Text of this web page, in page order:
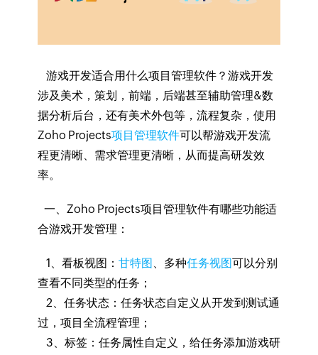
游戏开发适合用什么项目管理软件？游戏开发
涉及美术，策划，前端，后端甚至辅助管理&数
据分析后台，还有美术外包等，流程复杂，使用
Zoho Projects项目管理软件可以帮游戏开发流
程更清晰、需求管理更清晰，从而提高研发效
率。
一、Zoho Projects项目管理软件有哪些功能适
合游戏开发管理：
1、看板视图： 甘特图、多种任务视图可以分别
查看不同类型的任务；
2、任务状态：任务状态自定义从开发到测试通
过，项目全流程管理；
3、标签：任务属性自定义，给任务添加游戏研